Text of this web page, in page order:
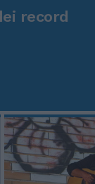
record